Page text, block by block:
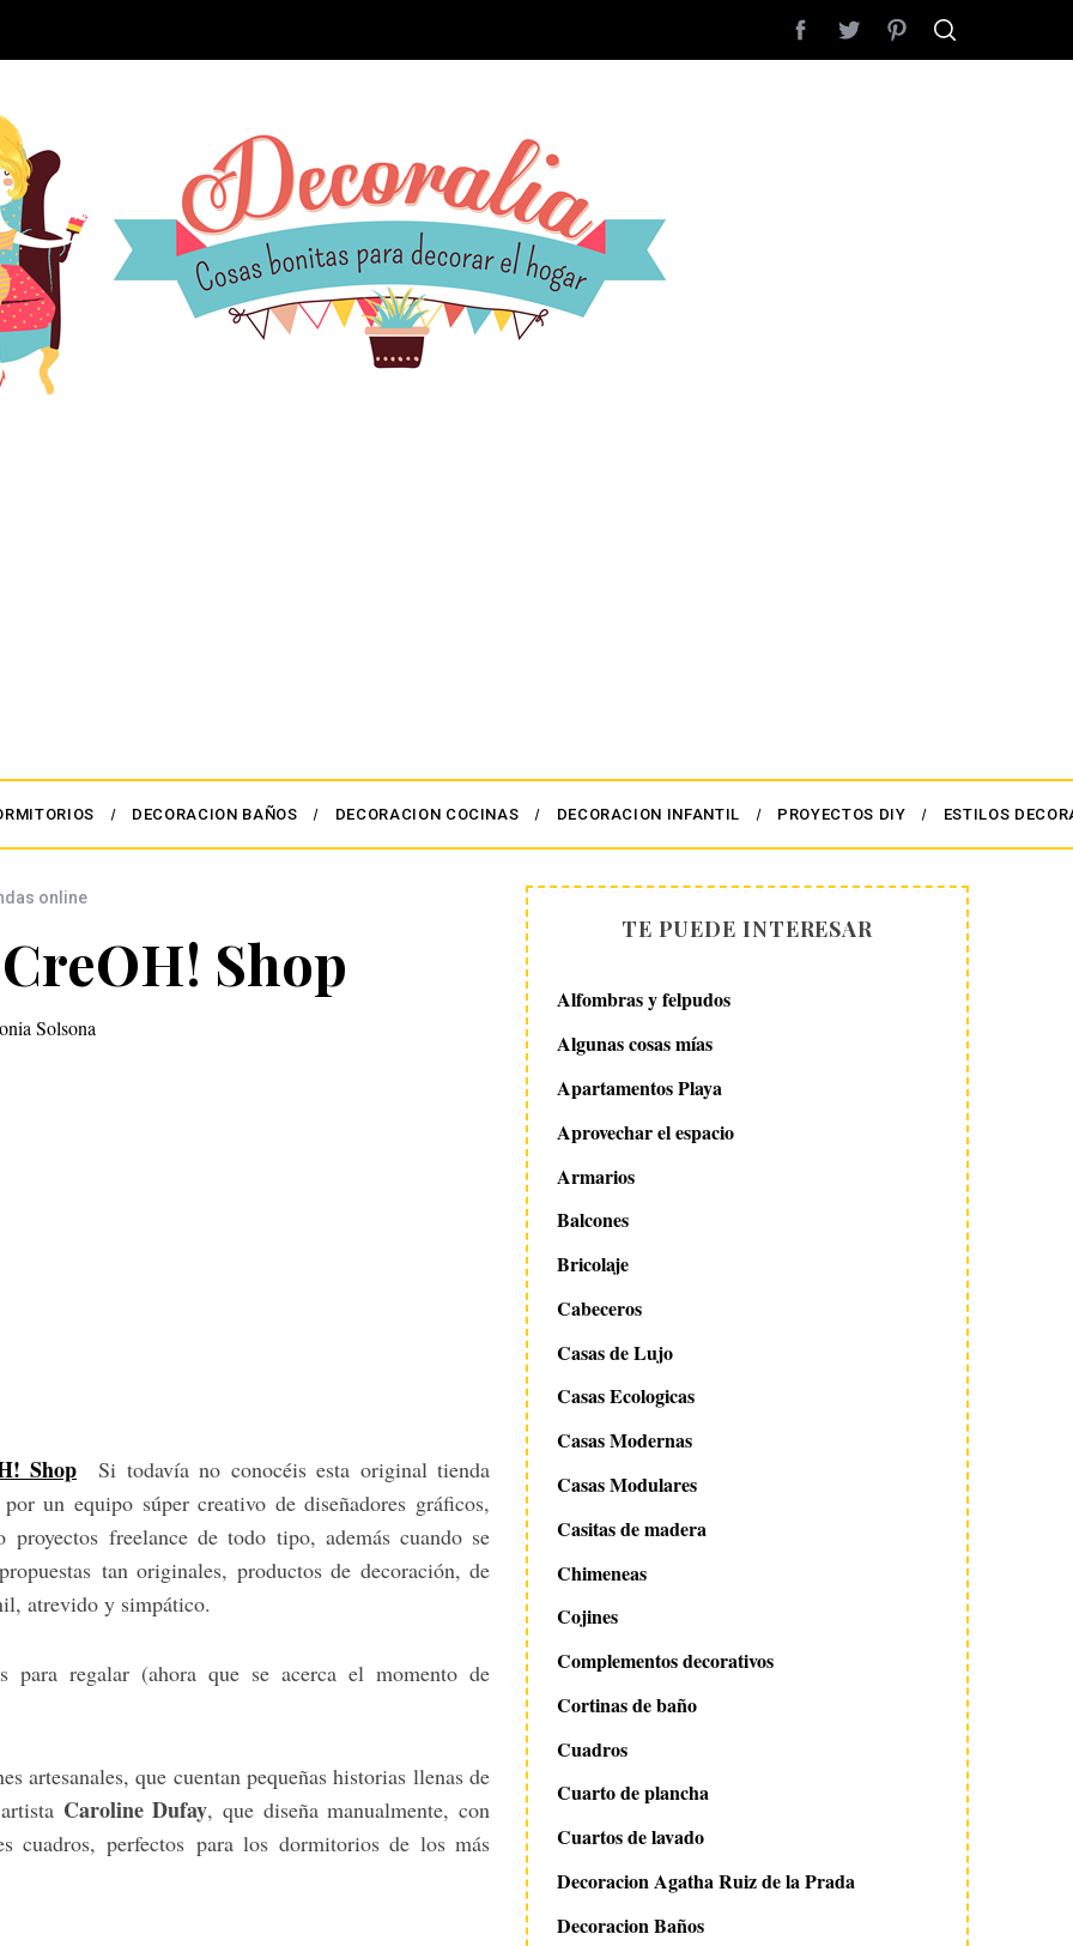
DECORACION BAÑOS DECORACION COCINAS DECORACION INFANTIL PROYECTOS DIY ESTILOS
online
Shop
Solsona
Shop Si todavía no conocéis esta original tienda
un equipo súper creativo de diseñadores gráficos,
freelance de todo tipo, además cuando se
tan originales, productos de decoración, de
atrevido y simpático.
para regalar (ahora que se acerca el momento de
artesanales, que cuentan pequeñas historias llenas de
Caroline Dufay, que diseña manualmente, con
cuadros, perfectos para los dormitorios de los más
TE PUEDE INTERESAR
Alfombras y felpudos
Algunas cosas mías
Apartamentos Playa
Aprovechar el espacio
Armarios
Balcones
Bricolaje
Cabeceros
Casas de Lujo
Casas Ecologicas
Casas Modernas
Casas Modulares
Casitas de madera
Chimeneas
Cojines
Complementos decorativos
Cortinas de baño
Cuadros
Cuarto de plancha
Cuartos de lavado
Decoracion Agatha Ruiz de la Prada
Decoracion Baños